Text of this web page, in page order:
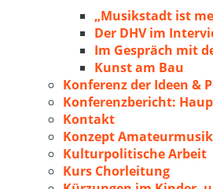
„Musikstadt ist
Der DHV im
Im Gespräch mit
Kunst am Bau
Konferenz der Ideen &
Konferenzbericht:
Kontakt
Konzept
Kulturpolitische Arbeit
Kurs Chorleitung